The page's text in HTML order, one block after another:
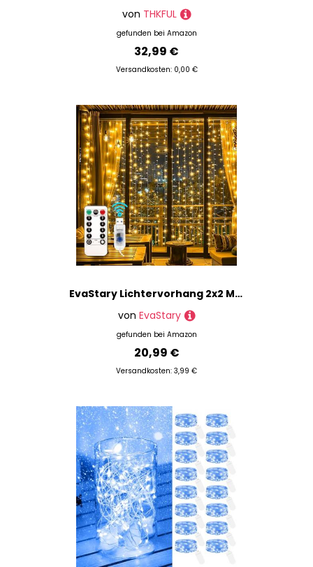
von THKFUL
gefunden bei Amazon
32,99 €
Versandkosten: 0,00 €
EvaStary Lichtervorhang 2x2 Meter LED Lichtervorhang Innen USB Warmweiß, Lichterkette Innen Fenster mit 8 Modi Fernbedienung, für außen und innen Deko Weihnachten Hochzeit Party Fenster
von EvaStary
gefunden bei Amazon
20,99 €
Versandkosten: 3,99 €